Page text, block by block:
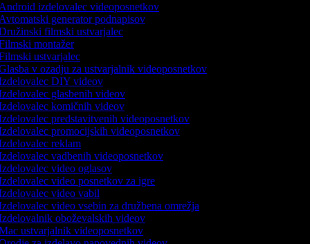
izdelovalec videoposnetkov
generator podnapisov
filmski ustvarjalec
montažer
ustvarjalec
v ozadju za ustvarjalnik videoposnetkov
DIY videov
glasbenih videov
komičnih videov
predstavitvenih videoposnetkov
promocijskih videoposnetkov
reklam
vadbenih videoposnetkov
video oglasov
video posnetkov za igre
video vabil
video vsebin za družbena omrežja
oboževalskih videov
ustvarjalnik videoposnetkov